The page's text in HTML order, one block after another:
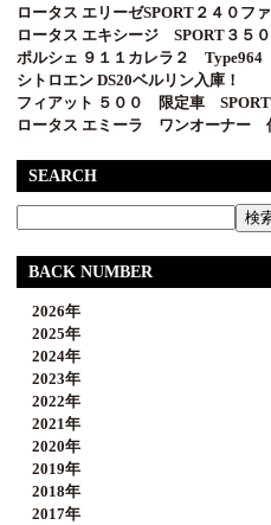
ロータス エリーゼSPORT２４０フ
ロータス エキシージ SPORT３５０
ポルシェ ９１１カレラ２ Type964
シトロエン DS20ベルリン入庫！
フィアット ５００ 限定車
ロータス エミーラ ワンオーナー
SEARCH
BACK NUMBER
2026年
2025年
2024年
2023年
2022年
2021年
2020年
2019年
2018年
2017年